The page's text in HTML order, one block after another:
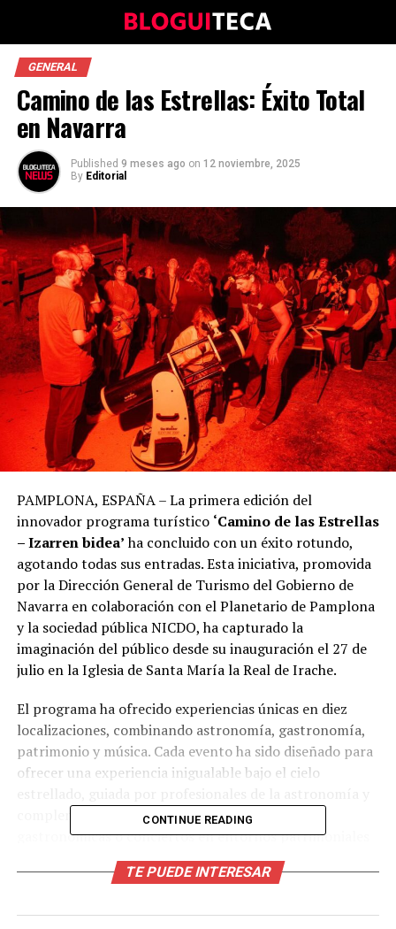
GENERAL
Camino de las Estrellas: Éxito Total
en Navarra
Published 9 meses ago on 12 noviembre, 2025
By Editorial
PAMPLONA, ESPAÑA – La primera edición del
innovador programa turístico ‘Camino de las Estrellas
– Izarren bidea’ha concluido con un éxito rotundo,
agotando todas sus entradas. Esta iniciativa, promovida
por la Dirección General de Turismo del Gobierno de
Navarra en colaboración con el Planetario de Pamplona
y la sociedad pública NICDO, ha capturado la
imaginación del público desde su inauguración el 27 de
julio en la Iglesia de Santa María la Real de Irache.
El programa ha ofrecido experiencias únicas en diez
localizaciones, combinando astronomía, gastronomía,
patrimonio y música. Cada evento ha sido diseñado para
ofrecer una experiencia inigualable bajo el cielo
complementada con catas, degustaciones
gastronómicas o conciertos en entornos patrimoniales
y naturales excepcionales.
CONTINUE READING
TE PUEDE INTERESAR